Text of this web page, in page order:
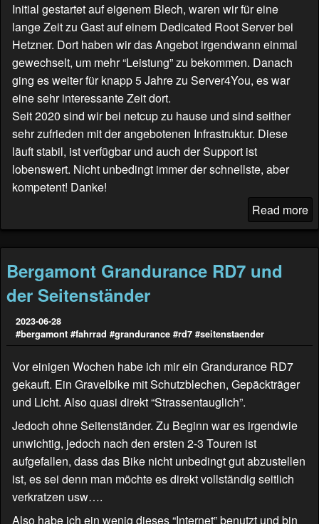
Initial gestartet auf eigenem Blech, waren wir für eine
lange Zeit zu Gast auf einem Dedicated Root Server bei
Hetzner. Dort haben wir das Angebot irgendwann einmal
gewechselt, um mehr “Leistung” zu bekommen. Danach
ging es weiter für knapp 5 Jahre zu Server4You, es war
eine sehr interessante Zeit dort.
Seit 2020 sind wir bei netcup zu hause und sind seither
sehr zufrieden mit der angebotenen Infrastruktur. Diese
läuft stabil, ist verfügbar und auch der Support ist
lobenswert. Nicht unbedingt immer der schnellste, aber
kompetent! Danke!
Read more
Bergamont Grandurance RD7 und
der Seitenständer
2023-06-28
#bergamont #fahrrad #grandurance #rd7 #seitenstaender
Vor einigen Wochen habe ich mir ein Grandurance RD7
gekauft. Ein Gravelbike mit Schutzblechen, Gepäckträger
und Licht. Also quasi direkt “Strassentauglich”.
Jedoch ohne Seitenständer. Zu Beginn war es irgendwie
unwichtig, jedoch nach den ersten 2-3 Touren ist
aufgefallen, dass das Bike nicht unbedingt gut abzustellen
ist, es sei denn man möchte es direkt vollständig seitlich
verkratzen usw….
Also habe ich ein wenig dieses “Internet” benutzt und bin